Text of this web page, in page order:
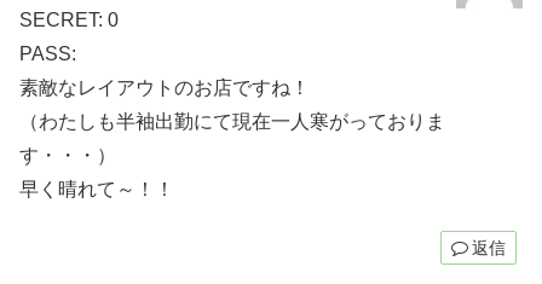
SECRET: 0
PASS:
素敵なレイアウトのお店ですね！
（わたしも半袖出勤にて現在一人寒がっておりま
す・・・）
早く晴れて～！！
返信